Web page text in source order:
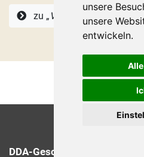
unsere
unsere
entwickeln.
zu „ Vögel in Deutschland “
DDA-Geschäftsstelle